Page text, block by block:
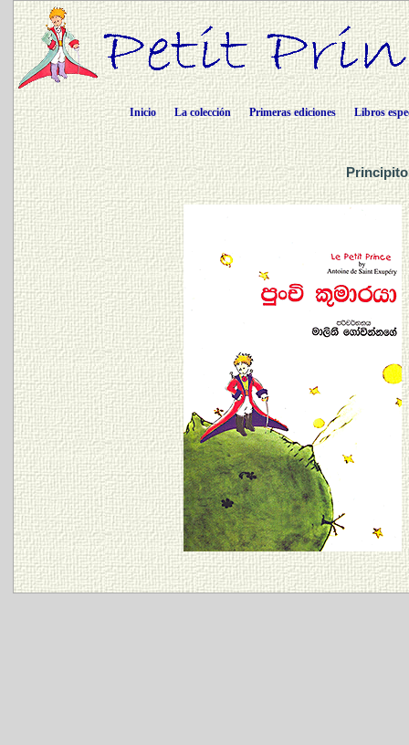
Inicio La colección Primeras ediciones Libros
Principito